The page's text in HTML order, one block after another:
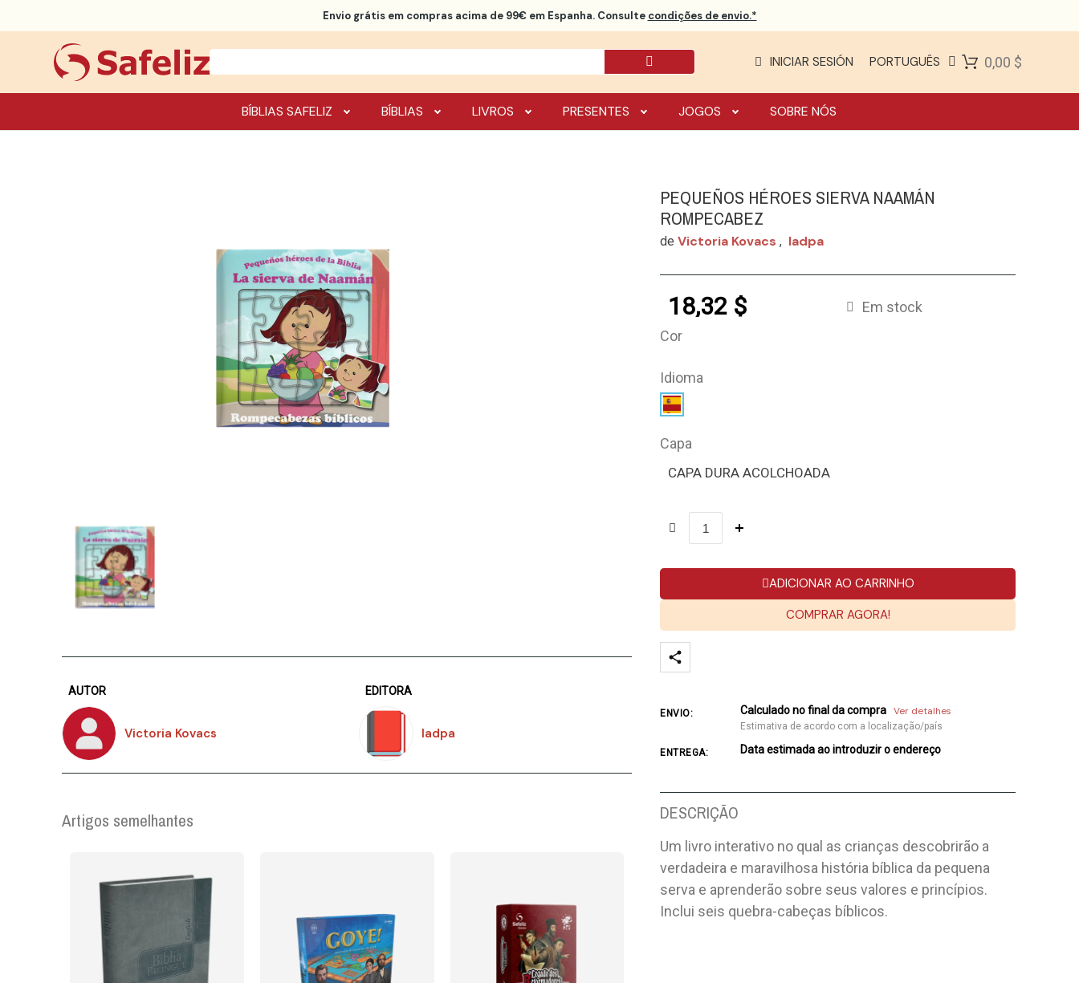
Envio grátisem compras acima de 99€ em Espanha. Consulte condições de envio.*
INICIAR SESIÓN PORTUGUÊS 0,00 $
BÍBLIAS SAFELIZ BÍBLIAS LIVROS PRESENTES JOGOS SOBRE NÓS
AUTOR
Victoria Kovacs
EDITORA
Iadpa
Artigos semelhantes
PEQUEÑOS HÉROES SIERVA NAAMÁN
ROMPECABEZ
deVictoria Kovacs , Iadpa
18,32 $
Em stock
Cor
Idioma
Capa
CAPA DURA ACOLCHOADA
ADICIONAR AO CARRINHO
COMPRAR AGORA!
ENVIO: Calculado no final da compra Ver detalhes
Estimativa de acordo com a localização/país
ENTREGA: Data estimada ao introduzir o endereço
DESCRIÇÃO
Um livro interativo no qual as crianças descobrirão a
verdadeira e maravilhosa história bíblica da pequena
serva e aprenderão sobre seus valores e princípios.
Inclui seis quebra-cabeças bíblicos.